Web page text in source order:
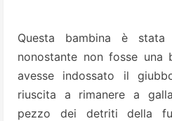
Questa bambina è stata
nonostante non fosse una
avesse indossato il
riuscita a rimanerea
pezzo dei detriti della